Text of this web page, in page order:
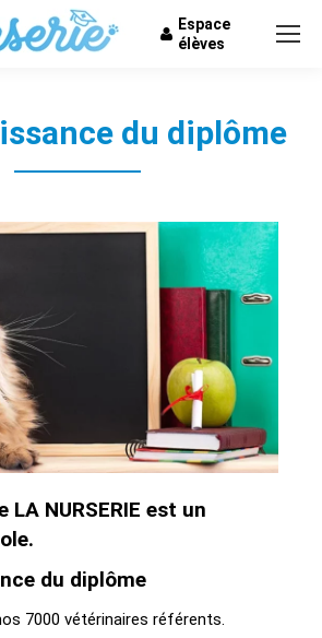
Espace
élèves
du diplôme
LA NURSERIE est un
du diplôme
7000 vétérinaires référents.